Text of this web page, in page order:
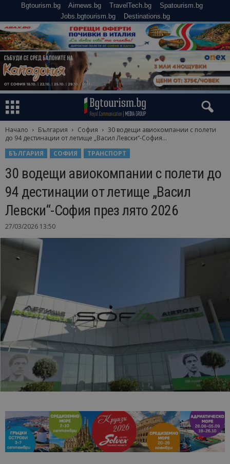
Bgtourism.bg Airnews.bg TravelTech.bg
Spatourism.bg
Jobs.bgtourism.bg
Destinations.bg
Начало България София
30 водещи авиокомпании с полети
до 94 дестинации от летище „Васил Левски“-София...
БЪЛГАРИЯ
СОФИЯ ТРАНСПОРТ
30 водещи авиокомпании с полети до
94 дестинации от летище „Васил
Левски“-София през лято 2026
27/03/2026 13:50